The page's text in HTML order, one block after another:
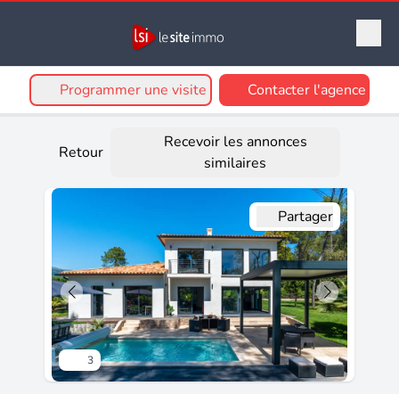
Programmer une visite Contacter l'agence
Retour
Recevoir les annonces
similaires
3
Partager